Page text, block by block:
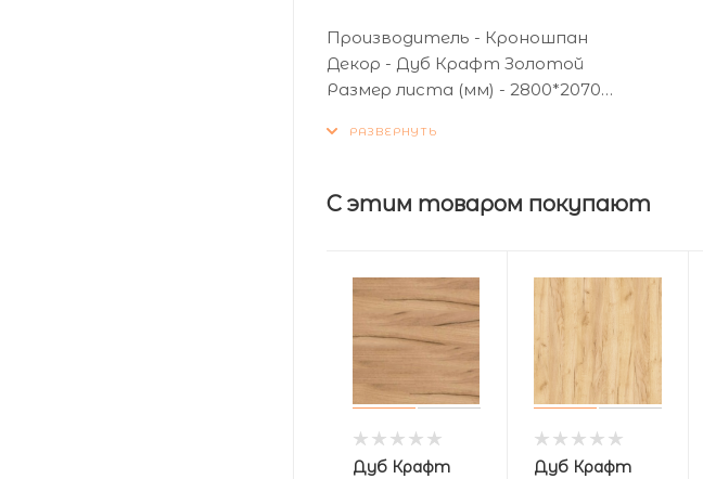
Производитель - Кроношпан
Декор - Дуб Крафт Золотой
Размер листа (мм) - 2800*2070
С этим товаром покупают
Дуб Крафт
Дуб Крафт